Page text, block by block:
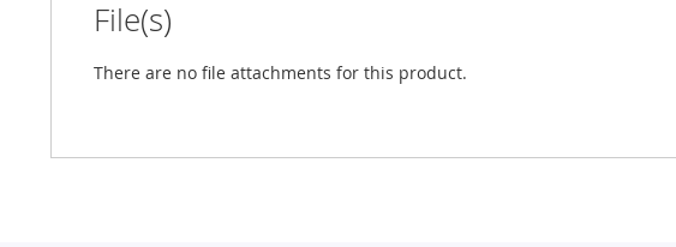
File(s)
There are no file attachments for this product.